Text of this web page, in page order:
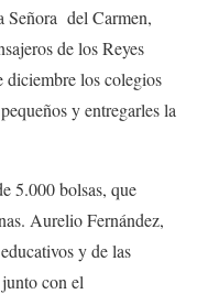
Señora del Carmen,
de los Reyes
diciembre los colegios
y entregarles la
5.000 bolsas, que
Aurelio Fernández,
y de las
con el